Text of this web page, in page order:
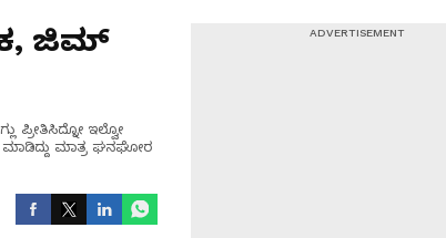
ಜಿಮ್
ಪ್ರೀತಿಸಿದ್ನೋ ಇಲ್ವೋ
ಮಾಡಿದ್ದು ಮಾತ್ರ ಘನಘೋರ
ಬಯಲಾಗಿದ್ದೇನು?